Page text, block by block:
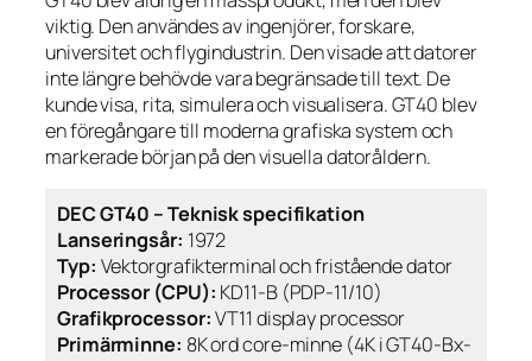
viktig. Den användes av ingenjörer, forskare,
universitet och flygindustrin. Den visade att datorer
inte längre behövde vara begränsade till text. De
kunde visa, rita, simulera och visualisera. GT40 blev
en föregångare till moderna grafiska system och
markerade början på den visuella datoråldern.
DEC GT40 – Teknisk specifikation
Lanseringsår: 1972
Typ: Vektorgrafikterminal och fristående dator
Processor (CPU): KD11-B (PDP-11/10)
Grafikprocessor:VT11 display processor
Primärminne: 8K ord core-minne (4K i GT40-Bx-